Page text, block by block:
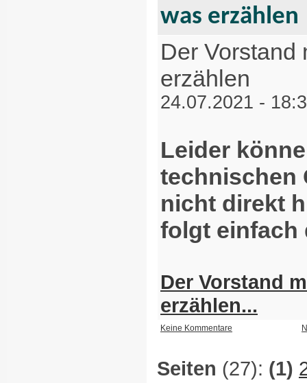
was erzählen
Der Vorstand
erzählen
24.07.2021 -
Leider
technischen
nicht direkt
folgt einfach
Der Vorstand
erzählen...
Keine Kommentare
Seiten (27): (1)